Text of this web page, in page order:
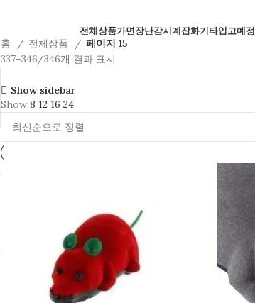
전체상품가면장난감시계잡화기타입고예정
홈 전체상품
페이지 15
337–346/346개 결과 표시
Show sidebar
Show 8 12 16 24